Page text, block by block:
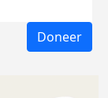
Doneer